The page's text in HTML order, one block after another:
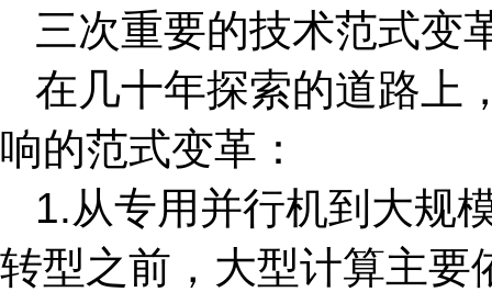
三次重要的技术范式变
在几十年探索的道路上
响的范式变革：
1.从专用并行机到大规
转型之前，大型计算主要